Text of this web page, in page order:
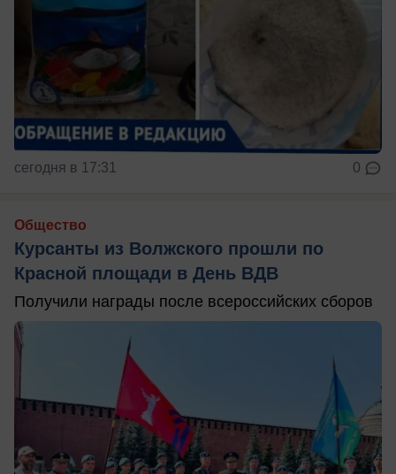
сегодня в 17:31 0
Общество
Курсанты из Волжского прошли по
Красной площади в День ВДВ
Получили награды после всероссийских сборов